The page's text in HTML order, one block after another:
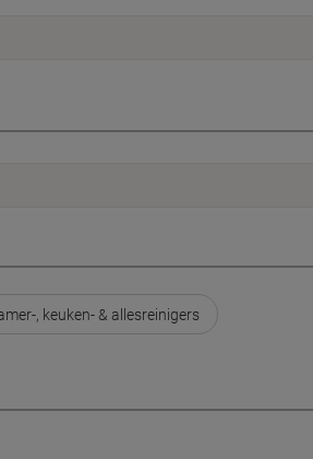
, keuken- & allesreinigers